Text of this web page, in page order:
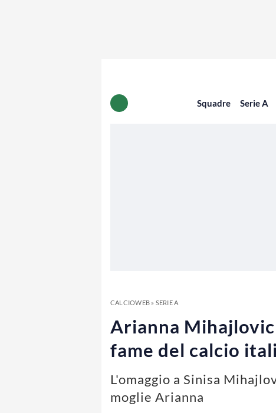
Squadre Serie A
CALCIOWEB» SERIE A
Arianna
fame del calcio
L'omaggio a Sinisa
moglie Arianna